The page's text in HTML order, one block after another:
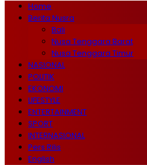
Home
Berita Nusra
Bali
Nusa Tenggara Barat
Nusa Tenggara Timur
NASIONAL
POLITIK
EKONOMI
LIFESTYLE
ENTERTAINMENT
SPORT
INTERNASIONAL
Pers Rilis
English